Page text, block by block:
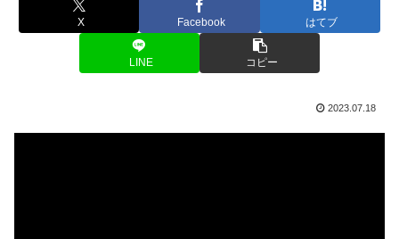
X Facebook はてブ
LINE コピー
2023.07.18